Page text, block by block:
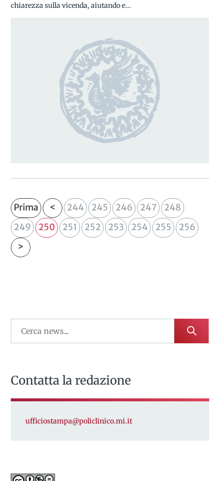
chiarezza sulla vicenda, aiutando e...
Prima < 244 245 246 247
248
249
250 251 252 253 254 255
256
>
Contatta la redazione
ufficiostampa@policlinico.mi.it